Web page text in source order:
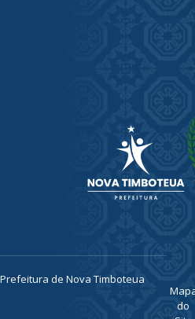
a Prefeitura de Nova Timboteua
do